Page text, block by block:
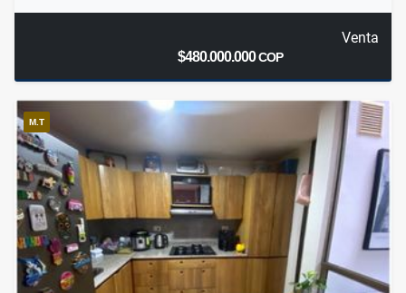
Venta
$480.000.000COP
M.T